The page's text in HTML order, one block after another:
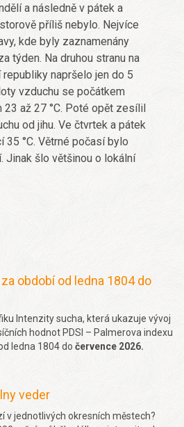
a následně v pátek a
příliš nebylo. Nejvíce
kde byly zaznamenány
týden. Na druhou stranu na
napršelo jen do 5
vzduchu se počátkem
až 27 °C. Poté opět zesílil
od jihu. Ve čtvrtek a pátek
35 °C. Větrné počasí bylo
Jinak šlo většinou o lokální
období od ledna 1804 do
Intenzity sucha, která ukazuje vývoj
hodnot PDSI – Palmerova indexu
ledna 1804 do července 2026.
veder
v jednotlivých okresních městech?